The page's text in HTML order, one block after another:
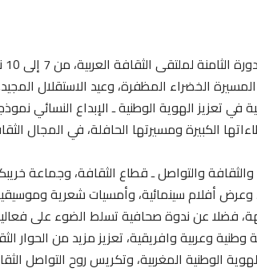
الخضراء المظفرة، وعيد الاستقلال
تعزيز الهوية الوطنية ـ الإبداع النسائي
الكبيرة ومسيرتها الحافلة، في المجال
والتواصل ـ قطاع الثقافة، وجماعة
وعرض أفلام سينمائية، وأمسيات شعرية
فضلا عن ندوة صحافية تسلط الضوء على
وعربية وافريقية، تعزيز مزيد من الحوار
الوطنية المغربية، وتكريس روح التواصل